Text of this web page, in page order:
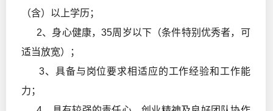
（含）以上学历；
2、身心健康，35周岁以下（条件特别优秀者，可
适当放宽）；
3、具备与岗位要求相适应的工作经验和工作能
力；